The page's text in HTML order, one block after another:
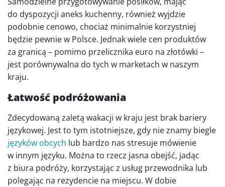
do dyspozycji aneks kuchenny, również wyjdzie
podobnie cenowo, chociaż minimalnie korzystniej
będzie pewnie w Polsce. Jednak wiele cen produktów
za granicą – pomimo przelicznika euro na złotówki –
jest porównywalna do tych w marketach w naszym
kraju.
Łatwość podróżowania
Zdecydowaną zaletą wakacji w kraju jest brak bariery
językowej. Jest to tym istotniejsze, gdy nie znamy biegle
języków obcych lub bardzo nas stresuje mówienie
w innym języku. Można to rzecz jasna obejść, jadąc
z biura podróży, korzystając z usług przewodnika lub
polegając na rezydencie na miejscu. W dobie